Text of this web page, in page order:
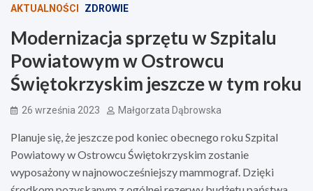
AKTUALNOŚCI ZDROWIE
Modernizacja sprzętu w Szpitalu
Powiatowym w Ostrowcu
Świętokrzyskim jeszcze w tym roku
26 września 2023 Małgorzata Dąbrowska
Planuje się, że jeszcze pod koniec obecnego roku Szpital
Powiatowy w Ostrowcu Świętokrzyskim zostanie
wyposażony w najnowocześniejszy mammograf. Dzięki